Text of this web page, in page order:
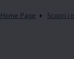
Home Page Scopri i